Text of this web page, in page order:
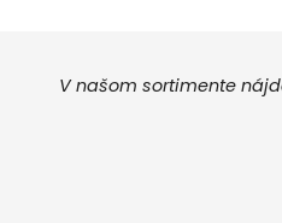
V našom sortimente